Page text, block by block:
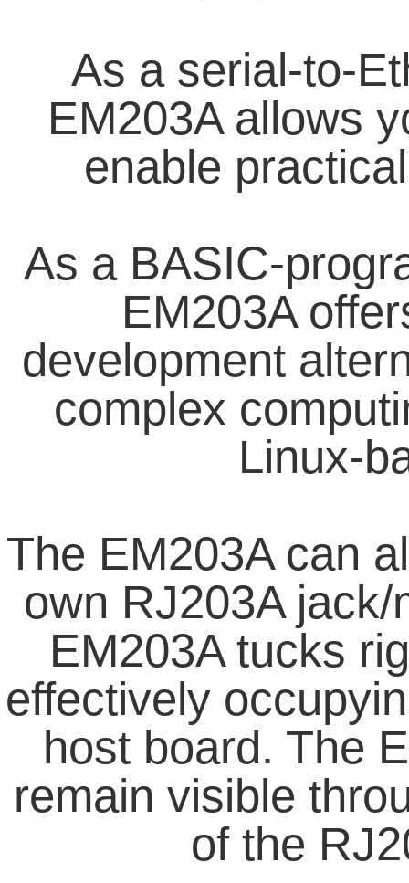
As a serial-to-
EM203A allows
enable
As a BASIC-
EM203A
development
complex
Linux-
The EM203A can
own RJ203A
EM203A tucks
effectively
host board. The
remain visible
of the